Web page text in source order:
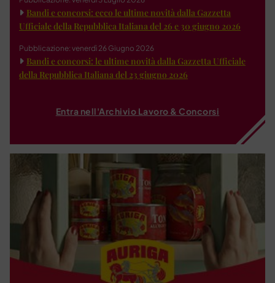
Bandi e concorsi: ecco le ultime novità dalla Gazzetta
Ufficiale della Repubblica Italiana del 26 e 30 giugno 2026
Pubblicazione: venerdì 26 Giugno 2026
Bandi e concorsi: le ultime novità dalla Gazzetta Ufficiale
della Repubblica Italiana del 23 giugno 2026
Entra nell'Archivio Lavoro & Concorsi